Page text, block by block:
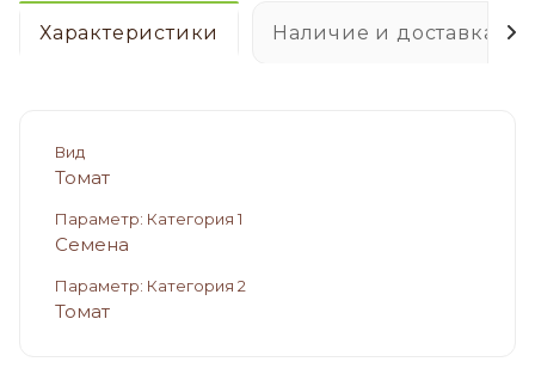
Характеристики Наличие и доставка
Вид
Томат
Параметр: Категория 1
Семена
Параметр: Категория 2
Томат